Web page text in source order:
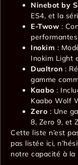
Ninebot by
ES4, et la
E-Twow :
Inokim :
Inokim Light
Dualtron :
gamme
Kaabo :
Kaabo Wolf
Zero : Une
8, Zero 9, et
Cette liste n’est
pas listée ici,
notre capacité à la